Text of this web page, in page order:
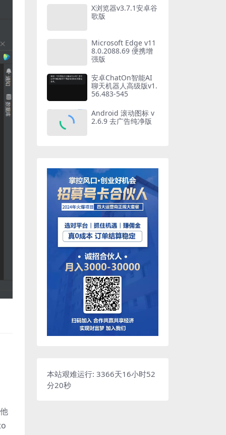
X浏览器v3.7.1安卓谷
歌版
Microsoft Edge v11
8.0.2088.69 便携增
强版
安卓ChatOn智能AI
聊天机器人高级版v1.
56.483-545
Android 滚动图标 v
2.6.9 去广告纯净版
本站艰难运行: 3366天16小时52
分21秒